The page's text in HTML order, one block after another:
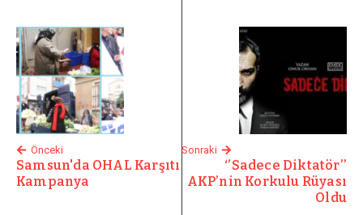
Önceki
Samsun'da OHAL Karşıtı
Kampanya
Sonraki
‘’Sadece Diktatör’’
AKP’nin Korkulu Rüyası
Oldu